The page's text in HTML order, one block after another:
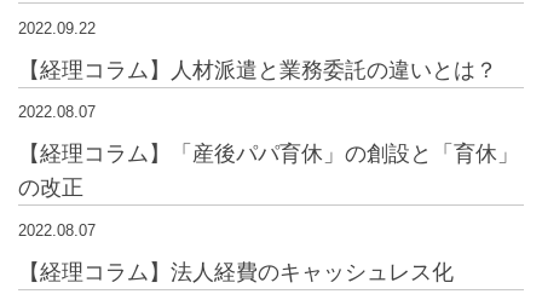
2022.09.22
【経理コラム】人材派遣と業務委託の違いとは？
2022.08.07
【経理コラム】「産後パパ育休」の創設と「育休」
の改正
2022.08.07
【経理コラム】法人経費のキャッシュレス化